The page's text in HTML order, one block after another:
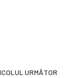
URMĂTOR